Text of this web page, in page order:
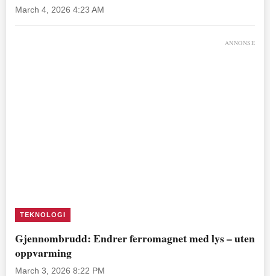
March 4, 2026 4:23 AM
ANNONSE
TEKNOLOGI
Gjennombrudd: Endrer ferromagnet med lys – uten
oppvarming
March 3, 2026 8:22 PM